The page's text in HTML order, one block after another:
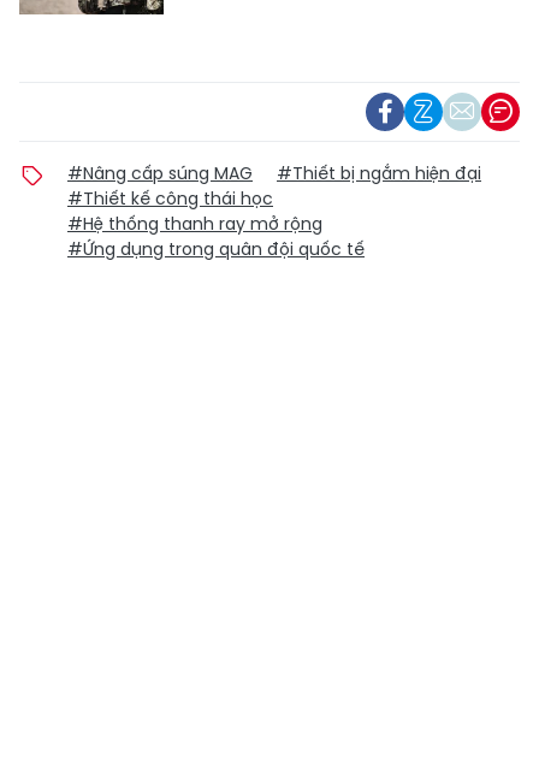
#Nâng cấp súng MAG
#Thiết bị ngắm hiện đại
#Thiết kế công thái học
#Hệ thống thanh ray mở rộng
#Ứng dụng trong quân đội quốc tế